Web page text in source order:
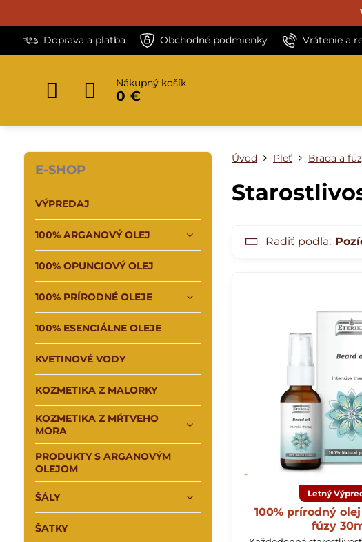
Doprava a platba Obchodné podmienky Vrátenie a
Nákupný košík
0 €
Úvod Pleť Brada a
Radiť podľa:
Letný
100% prírodný
fúzy
E-SHOP
VÝPREDAJ
100% ARGANOVÝ OLEJ
100% OPUNCIOVÝ OLEJ
100% PRÍRODNÉ OLEJE
100% ESENCIÁLNE OLEJE
KVETINOVÉ VODY
KOZMETIKA Z MALORKY
KOZMETIKA Z MŔTVEHO
MORA
PRODUKTY S ARGANOVÝM
OLEJOM
ŠÁLY
ŠATKY